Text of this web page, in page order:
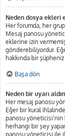
Neden dosya ekleri
Her forumda, her
Mesaj panosu
eklerine izin
gönderebiliyordur.
hakkında bir
Başa dön
Neden bir uyarı
Her mesaj panosu
Eğer bir kural
panosu yöneticisi’nin
herhangi bir şey
panosu yöneticisi ile